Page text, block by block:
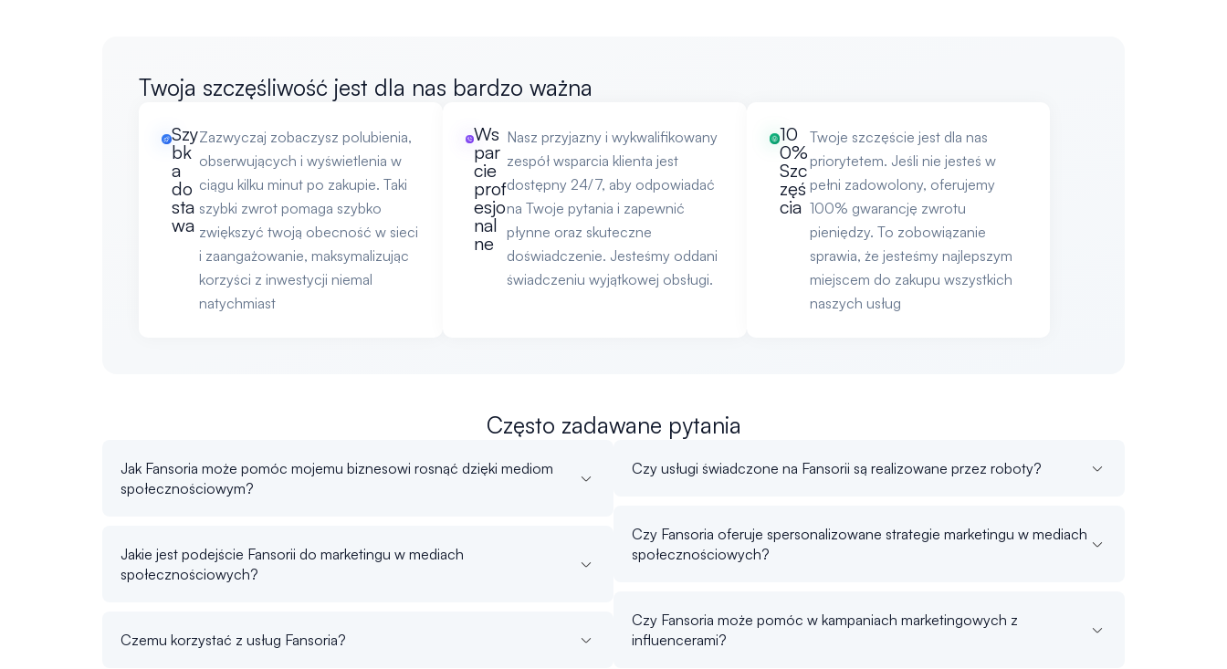
Twoja szczęśliwość jest dla nas bardzo ważna
Szy
bk
a
do
sta
wa
Zazwyczaj zobaczysz polubienia,
obserwujących i wyświetlenia w
ciągu kilku minut po zakupie. Taki
szybki zwrot pomaga szybko
zwiększyć twoją obecność w sieci
i zaangażowanie, maksymalizując
korzyści z inwestycji niemal
natychmiast
Ws
par
cie
prof
esjo
nal
ne
Nasz przyjazny i wykwalifikowany
zespół wsparcia klienta jest
dostępny 24/7, aby odpowiadać
na Twoje pytania i zapewnić
płynne oraz skuteczne
doświadczenie. Jesteśmy oddani
świadczeniu wyjątkowej obsługi.
10
0%
Szc
zęś
cia
Twoje szczęście jest dla nas
priorytetem. Jeśli nie jesteś w
pełni zadowolony, oferujemy
100% gwarancję zwrotu
pieniędzy. To zobowiązanie
sprawia, że jesteśmy najlepszym
miejscem do zakupu wszystkich
naszych usług
Często zadawane pytania
Jak Fansoria może pomóc mojemu biznesowi rosnąć dzięki mediom
społecznościowym?
Jakie jest podejście Fansorii do marketingu w mediach
społecznościowych?
Czemu korzystać z usług Fansoria?
Czy usługi świadczone na Fansorii są realizowane przez roboty?
Czy Fansoria oferuje spersonalizowane strategie marketingu w mediach
społecznościowych?
Czy Fansoria może pomóc w kampaniach marketingowych z
influencerami?